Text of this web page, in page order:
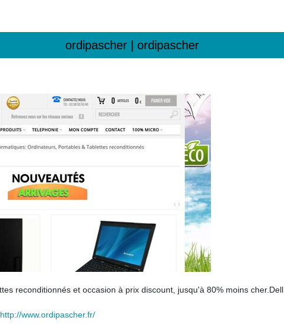
ordipascher | ordipascher
reconditionnés et occasion à prix discount, jusqu'à 80% moins cher.Dell,
http://www.ordipascher.fr/